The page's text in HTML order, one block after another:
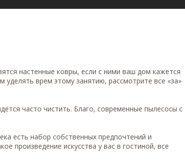
настенные ковры, если с ними ваш дом кажется
врем этому занятию, рассмотрите все «за»
часто чистить. Благо, современные пылесосы с
есть набор собственных предпочтений и
произведение искусства у вас в гостиной, все